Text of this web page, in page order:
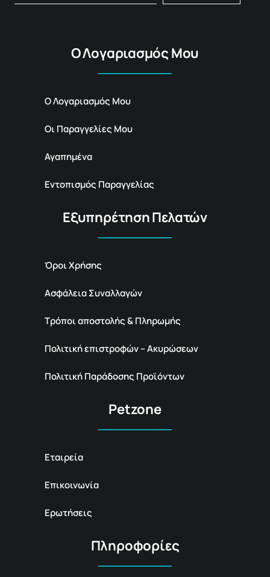
Ο Λογαριασμός Μου
Ο Λογαριασμός Μου
Οι Παραγγελίες Μου
Αγαπημένα
Εντοπισμός Παραγγελίας
Εξυπηρέτηση Πελατών
Όροι Χρήσης
Ασφάλεια Συναλλαγών
Τρόποι αποστολής & Πληρωμής
Πολιτική επιστροφών – Ακυρώσεων
Πολιτική Παράδοσης Προϊόντων
Petzone
Εταιρεία
Επικοινωνία
Ερωτήσεις
Πληροφορίες